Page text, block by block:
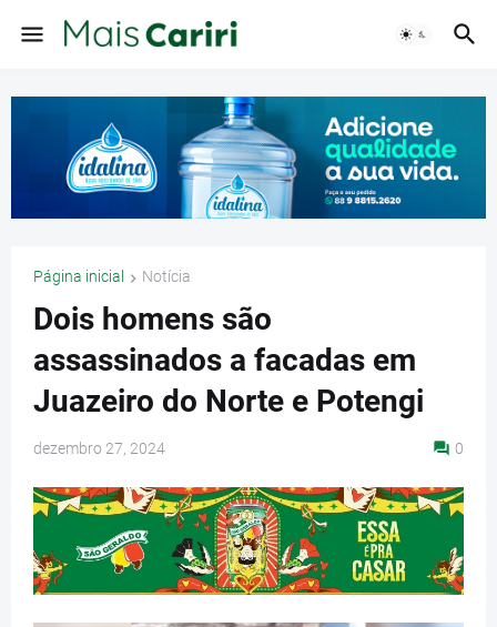
Página inicial Notícia
Dois homens são
assassinados a facadas em
Juazeiro do Norte e Potengi
dezembro 27, 2024 0